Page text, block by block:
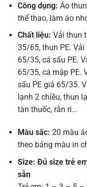
Công dụng: Áo
thể thao, làm áo
Chất liệu: Vải thun
35/65, thun PE.
65/35, cá sấu PE.
65/35, cá mập PE.
sấu PE giả 65/35.
lạnh 2 chiều, thun
tàn thuốc, rằn ri…
Màu sắc: 20 màu
theo bảng màu in
Size: Đủ size trẻ
sẵn